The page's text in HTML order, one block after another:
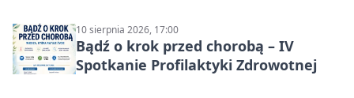
10 sierpnia 2026, 17:00
Bądź o krok przed chorobą – IV
Spotkanie Profilaktyki Zdrowotnej